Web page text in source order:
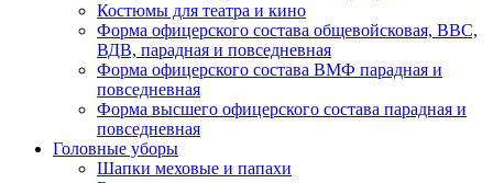
Костюмы для театра и кино
Форма офицерского состава общевойсковая, ВВС,
ВДВ, парадная и повседневная
Форма офицерского состава ВМФ парадная и
повседневная
Форма высшего офицерского состава парадная и
повседневная
Головные уборы
Шапки меховые и папахи